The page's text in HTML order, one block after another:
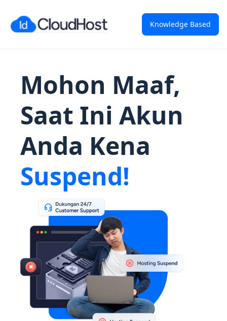
Knowledge Based
Mohon Maaf,
Saat Ini Akun
Anda Kena
Suspend!